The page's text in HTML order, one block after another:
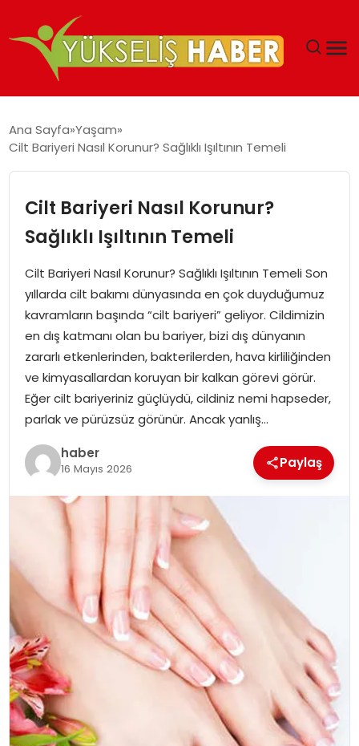
MALIYETLERINI AZALTIYOR’
Ana Sayfa Yaşam
Cilt Bariyeri Nasıl Korunur? Sağlıklı Işıltının Temeli
Cilt Bariyeri Nasıl Korunur?
Sağlıklı Işıltının Temeli
Cilt Bariyeri Nasıl Korunur? Sağlıklı Işıltının Temeli Son
yıllarda cilt bakımı dünyasında en çok duyduğumuz
kavramların başında “cilt bariyeri” geliyor. Cildimizin
en dış katmanı olan bu bariyer, bizi dış dünyanın
zararlı etkenlerinden, bakterilerden, hava kirliliğinden
ve kimyasallardan koruyan bir kalkan görevi görür.
Eğer cilt bariyeriniz güçlüydü, cildiniz nemi hapseder,
parlak ve pürüzsüz görünür. Ancak yanlış…
haber
16 Mayıs 2026 Paylaş